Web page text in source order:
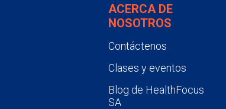
ACERCA DE
NOSOTROS
Contáctenos
Clases y eventos
Blog de HealthFocus
SA